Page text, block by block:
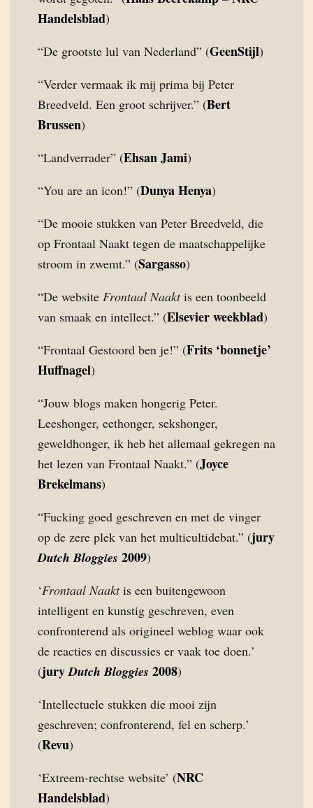
Handelsblad)
“De grootste lul van Nederland” (GeenStijl)
“Verder vermaak ik mij prima bij Peter
Breedveld. Een groot schrijver.” (Bert
Brussen)
“Landverrader” (Ehsan Jami)
“You are an icon!” (Dunya Henya)
“De mooie stukken van Peter Breedveld, die
op Frontaal Naakt tegen de maatschappelijke
stroom in zwemt.” (Sargasso)
“De website Frontaal Naaktis een toonbeeld
van smaak en intellect.” (Elsevier weekblad)
“Frontaal Gestoord ben je!” (Frits ‘bonnetje’
Huffnagel)
“Jouw blogs maken hongerig Peter.
Leeshonger, eethonger, sekshonger,
geweldhonger, ik heb het allemaal gekregen na
het lezen van Frontaal Naakt.” (Joyce
Brekelmans)
“Fucking goed geschreven en met de vinger
op de zere plek van het multicultidebat.” (jury
Dutch Bloggies 2009)
‘Frontaal Naaktis een buitengewoon
intelligent en kunstig geschreven, even
confronterend als origineel weblog waar ook
de reacties en discussies er vaak toe doen.’
(juryDutch Bloggies 2008)
‘Intellectuele stukken die mooi zijn
geschreven; confronterend, fel en scherp.’
(Revu)
‘Extreem-rechtse website’ (NRC
Handelsblad)